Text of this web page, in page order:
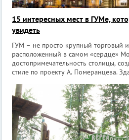
15 интересных мест в ГУМе,
увидеть
ГУМ – не просто крупный торговый
расположенный в самом «сердце»
достопримечательность столицы,
стиле по проекту А. Померанцева.
облик и не растерять ду